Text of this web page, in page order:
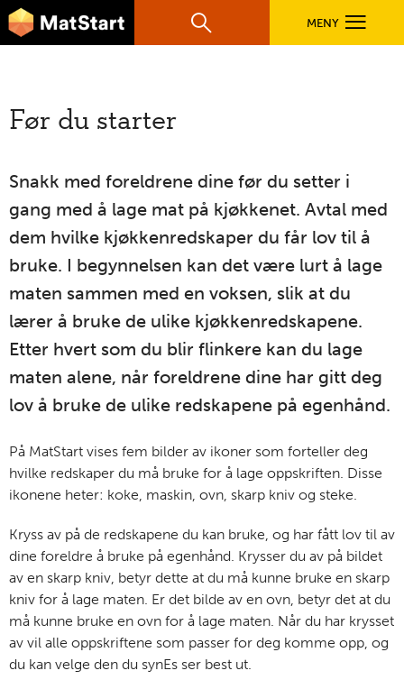
Hopp til hovedinnhold
hovednavigasjonsmobilversjon
Søk MENY
OPPSKRIFTER
FØR DU STARTER
LÆR MER
TIL DE VOKSNE
Før du starter
Snakk med foreldrene dine før du setter i
gang med å lage mat på kjøkkenet. Avtal med
dem hvilke kjøkkenredskaper du får lov til å
bruke. I begynnelsen kan det være lurt å lage
maten sammen med en voksen, slik at du
lærer å bruke de ulike kjøkkenredskapene.
Etter hvert som du blir flinkere kan du lage
maten alene, når foreldrene dine har gitt deg
lov å bruke de ulike redskapene på egenhånd.
På MatStart vises fem bilder av ikoner som forteller deg
hvilke redskaper du må bruke for å lage oppskriften. Disse
ikonene heter: koke, maskin, ovn, skarp kniv og steke.
Kryss av på de redskapene du kan bruke, og har fått lov til av
dine foreldre å bruke på egenhånd. Krysser du av på bildet
av en skarp kniv, betyr dette at du må kunne bruke en skarp
kniv for å lage maten. Er det bilde av en ovn, betyr det at du
må kunne bruke en ovn for å lage maten. Når du har krysset
av vil alle oppskriftene som passer for deg komme opp, og
du kan velge den du synEs ser best ut.